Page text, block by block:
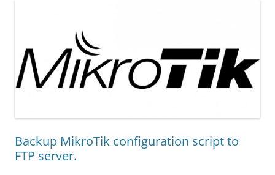
Backup MikroTik configuration script to
FTP server.